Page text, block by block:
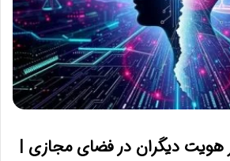
هویت دیگران در فضای مجازی |